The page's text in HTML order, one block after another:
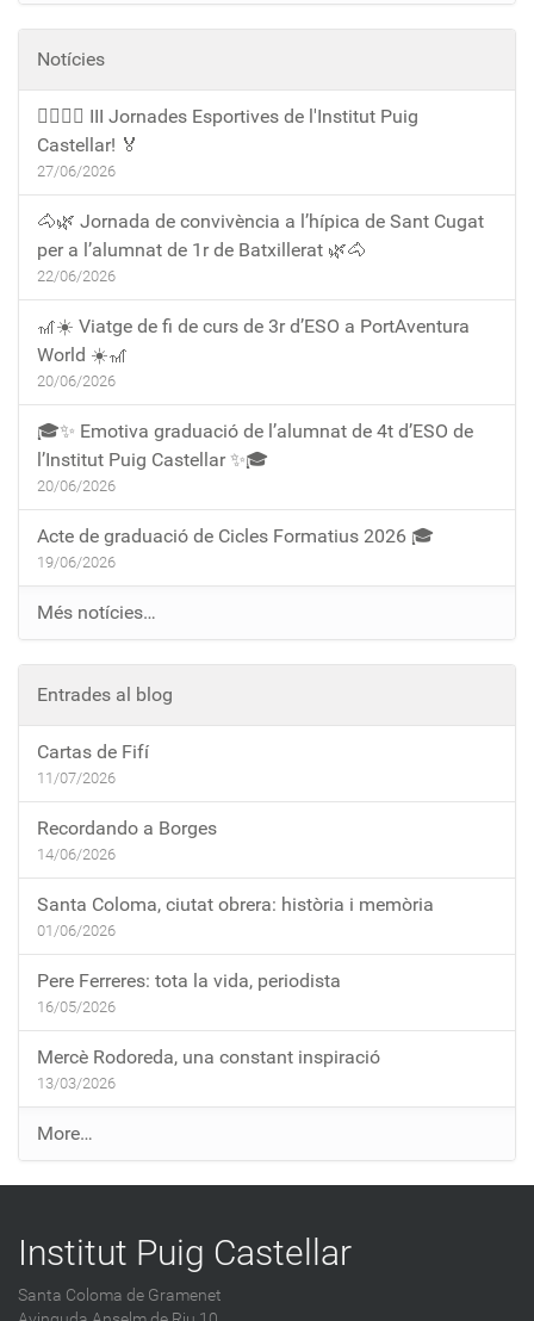
Notícies
🏃‍♀️🏃‍♂️ III Jornades Esportives de l'Institut Puig
Castellar! 🏅
27/06/2026
🐴🌿 Jornada de convivència a l’hípica de Sant Cugat
per a l’alumnat de 1r de Batxillerat 🌿🐴
22/06/2026
🎢☀️ Viatge de fi de curs de 3r d’ESO a PortAventura
World ☀️🎢
20/06/2026
🎓✨ Emotiva graduació de l’alumnat de 4t d’ESO de
l’Institut Puig Castellar ✨🎓
20/06/2026
Acte de graduació de Cicles Formatius 2026 🎓
19/06/2026
Més notícies…
Entrades al blog
Cartas de Fifí
11/07/2026
Recordando a Borges
14/06/2026
Santa Coloma, ciutat obrera: història i memòria
01/06/2026
Pere Ferreres: tota la vida, periodista
16/05/2026
Mercè Rodoreda, una constant inspiració
13/03/2026
E
n
t
a
e
More…
Institut Puig Castellar
Santa Coloma de Gramenet